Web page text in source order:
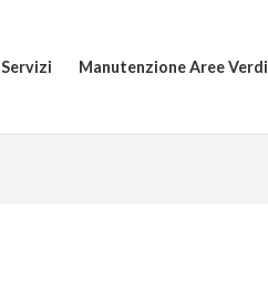
Servizi Manutenzione Aree Verdi